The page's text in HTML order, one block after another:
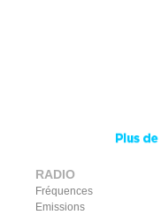
RADIO
Fréquences
Emissions